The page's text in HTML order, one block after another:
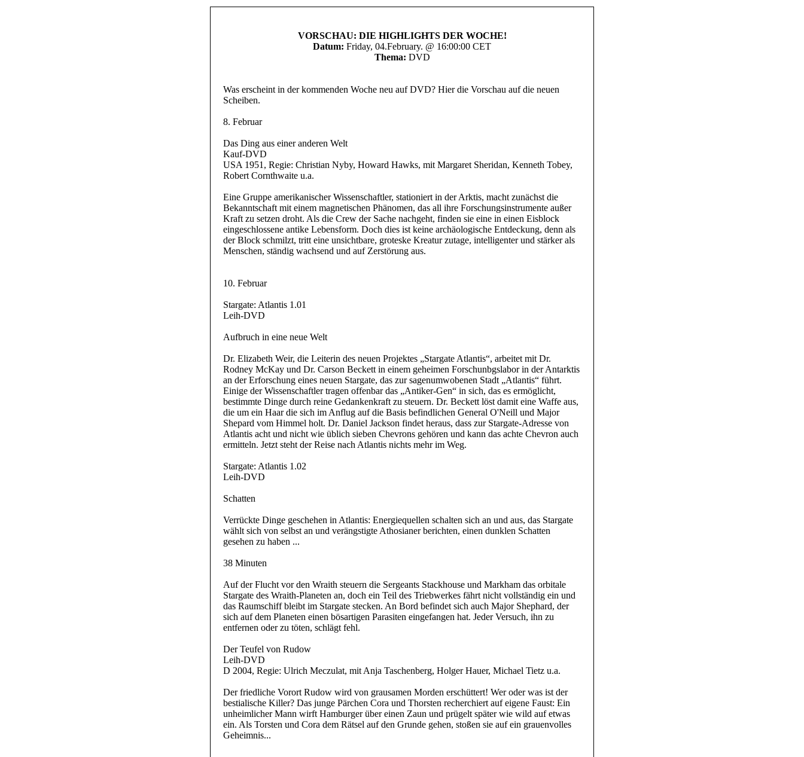
VORSCHAU: DIE HIGHLIGHTS DER WOCHE!
Datum: Friday, 04.February. @ 16:00:00 CET
Thema: DVD
Was erscheint in der kommenden Woche neu auf DVD? Hier die Vorschau auf die neuen
Scheiben.
8. Februar
Das Ding aus einer anderen Welt
Kauf-DVD
USA 1951, Regie: Christian Nyby, Howard Hawks, mit Margaret Sheridan, Kenneth Tobey,
Robert Cornthwaite u.a.
Eine Gruppe amerikanischer Wissenschaftler, stationiert in der Arktis, macht zunächst die
Bekanntschaft mit einem magnetischen Phänomen, das all ihre Forschungsinstrumente außer
Kraft zu setzen droht. Als die Crew der Sache nachgeht, finden sie eine in einen Eisblock
eingeschlossene antike Lebensform. Doch dies ist keine archäologische Entdeckung, denn als
der Block schmilzt, tritt eine unsichtbare, groteske Kreatur zutage, intelligenter und stärker als
Menschen, ständig wachsend und auf Zerstörung aus.
10. Februar
Stargate: Atlantis 1.01
Leih-DVD
Aufbruch in eine neue Welt
Dr. Elizabeth Weir, die Leiterin des neuen Projektes „Stargate Atlantis“, arbeitet mit Dr.
Rodney McKay und Dr. Carson Beckett in einem geheimen Forschunbgslabor in der Antarktis
an der Erforschung eines neuen Stargate, das zur sagenumwobenen Stadt „Atlantis“ führt.
Einige der Wissenschaftler tragen offenbar das „Antiker-Gen“ in sich, das es ermöglicht,
bestimmte Dinge durch reine Gedankenkraft zu steuern. Dr. Beckett löst damit eine Waffe aus,
die um ein Haar die sich im Anflug auf die Basis befindlichen General O'Neill und Major
Shepard vom Himmel holt. Dr. Daniel Jackson findet heraus, dass zur Stargate-Adresse von
Atlantis acht und nicht wie üblich sieben Chevrons gehören und kann das achte Chevron auch
ermitteln. Jetzt steht der Reise nach Atlantis nichts mehr im Weg.
Stargate: Atlantis 1.02
Leih-DVD
Schatten
Verrückte Dinge geschehen in Atlantis: Energiequellen schalten sich an und aus, das Stargate
wählt sich von selbst an und verängstigte Athosianer berichten, einen dunklen Schatten
gesehen zu haben ...
38 Minuten
Auf der Flucht vor den Wraith steuern die Sergeants Stackhouse und Markham das orbitale
Stargate des Wraith-Planeten an, doch ein Teil des Triebwerkes fährt nicht vollständig ein und
das Raumschiff bleibt im Stargate stecken. An Bord befindet sich auch Major Shephard, der
sich auf dem Planeten einen bösartigen Parasiten eingefangen hat. Jeder Versuch, ihn zu
entfernen oder zu töten, schlägt fehl.
Der Teufel von Rudow
Leih-DVD
D 2004, Regie: Ulrich Meczulat, mit Anja Taschenberg, Holger Hauer, Michael Tietz u.a.
Der friedliche Vorort Rudow wird von grausamen Morden erschüttert! Wer oder was ist der
bestialische Killer? Das junge Pärchen Cora und Thorsten recherchiert auf eigene Faust: Ein
unheimlicher Mann wirft Hamburger über einen Zaun und prügelt später wie wild auf etwas
ein. Als Torsten und Cora dem Rätsel auf den Grunde gehen, stoßen sie auf ein grauenvolles
Geheimnis...